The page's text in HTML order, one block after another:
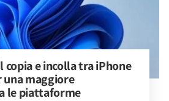
copia e incolla tra iPhone
una maggiore
le piattaforme